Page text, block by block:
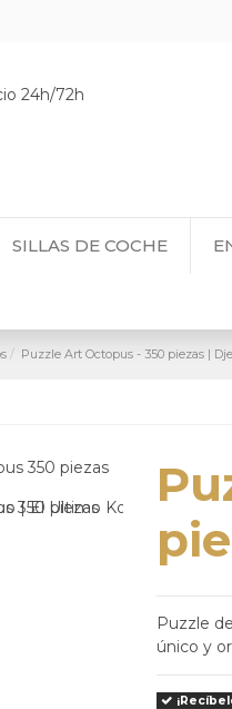
24h/72h
SILLAS DE COCHE
Puzzle Art Octopus - 350 piezas |
Puzzle
único y